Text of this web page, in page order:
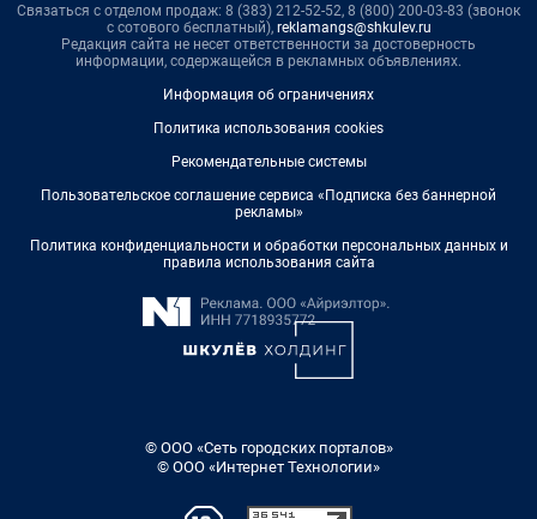
Связаться с отделом продаж: 8 (383) 212-52-52, 8 (800) 200-03-83 (звонок
с сотового бесплатный), reklamangs@shkulev.ru
Редакция сайта не несет ответственности за достоверность
информации, содержащейся в рекламных объявлениях.
Информация об ограничениях
Политика использования cookies
Рекомендательные системы
Пользовательское соглашение сервиса «Подписка без баннерной
рекламы»
Политика конфиденциальности и обработки персональных данных и
правила использования сайта
© ООО «Сеть городских порталов»
© ООО «Интернет Технологии»